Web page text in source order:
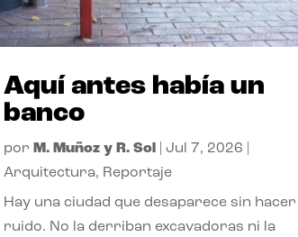
Aquí antes había un
banco
por M. Muñoz y R. Sol Jul 7, 2026
Arquitectura, Reportaje
Hay una ciudad que desaparece sin hacer
ruido. No la derriban excavadoras ni la